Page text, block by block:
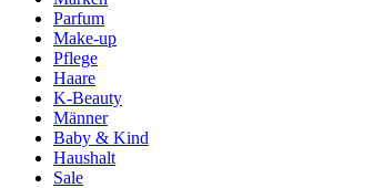
Parfum
Make-up
Pflege
Haare
K-Beauty
Männer
Baby & Kind
Haushalt
Sale